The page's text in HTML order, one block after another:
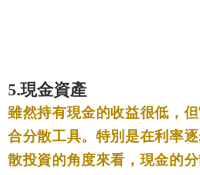
5.現金資產
雖然持有現金的收益很低，
合分散工具。特別是在利率
散投資的角度來看，現金的分